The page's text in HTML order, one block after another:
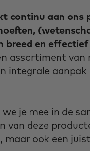
continu aan
breed en
assortiment van
integrale
je mee in de
van deze
maar ook een